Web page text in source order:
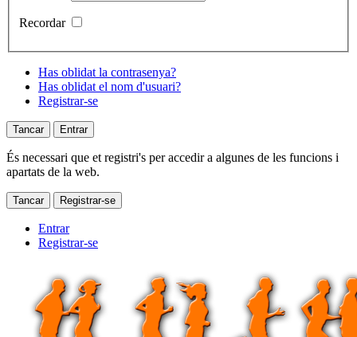
Recordar
Has oblidat la contrasenya?
Has oblidat el nom d'usuari?
Registrar-se
Tancar Entrar
És necessari que et registri's per accedir a algunes de les funcions i
apartats de la web.
Tancar Registrar-se
Entrar
Registrar-se